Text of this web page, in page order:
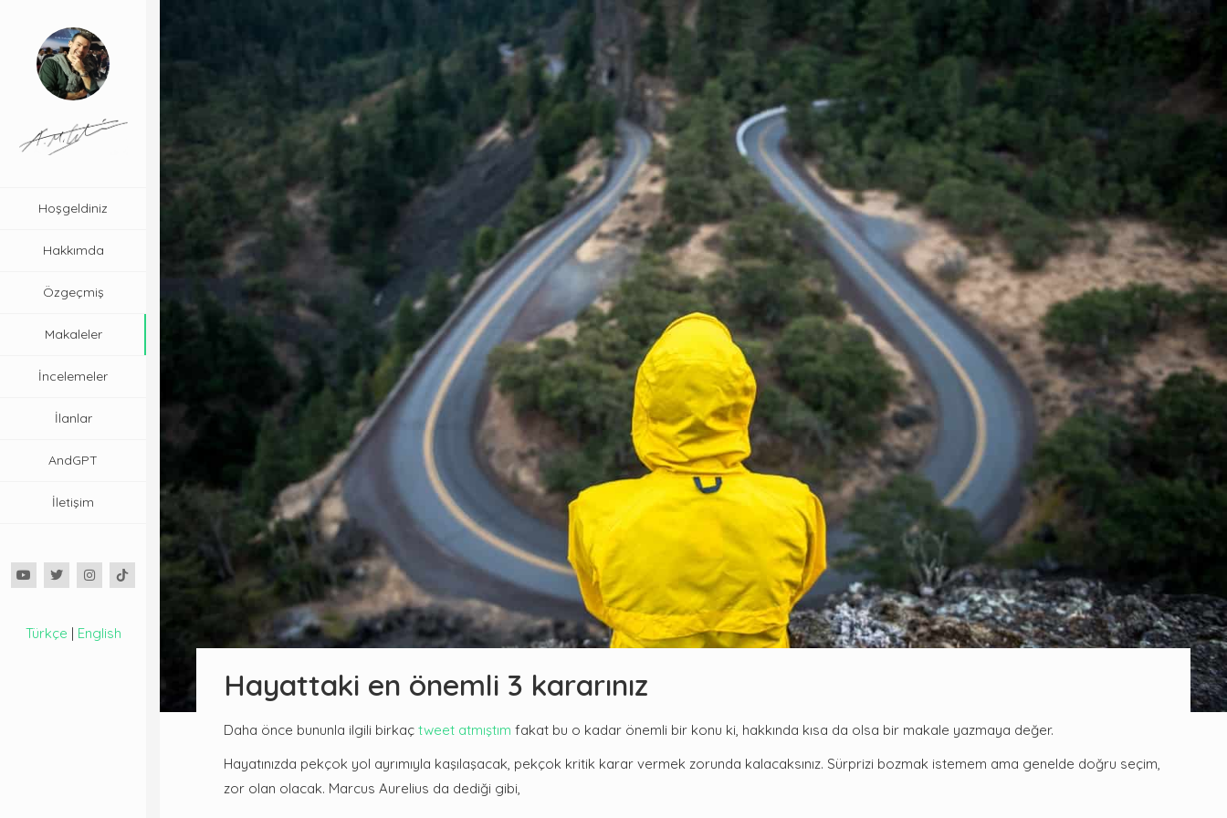
Hoşgeldiniz
Hakkımda
Özgeçmiş
Makaleler
İncelemeler
İlanlar
AndGPT
İletişim
Türkçe | English
Hayattaki en önemli 3 kararınız
Daha önce bununla ilgili birkaç tweet atmıştım fakat bu o kadar önemli bir konu ki, hakkında kısa da olsa bir makale yazmaya değer.
Hayatınızda pekçok yol ayrımıyla kaşılaşacak, pekçok kritik karar vermek zorunda kalacaksınız. Sürprizi bozmak istemem ama genelde doğru seçim,
zor olan olacak. Marcus Aurelius da dediği gibi,